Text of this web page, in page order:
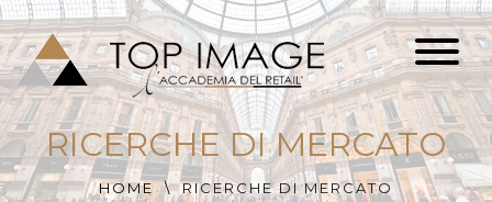
RICERCHE DI MERCATO
HOME RICERCHE DI MERCATO